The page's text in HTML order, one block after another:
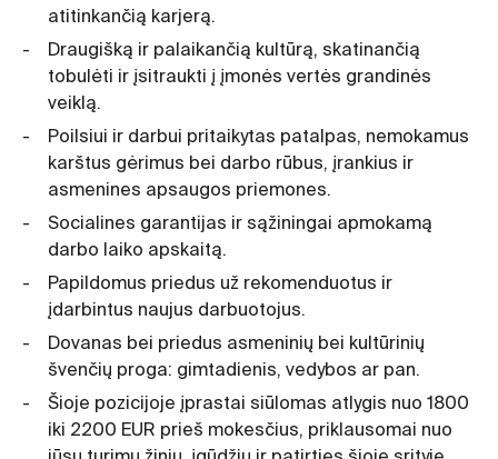
atitinkančią karjerą.
Draugišką ir palaikančią kultūrą, skatinančią
tobulėti ir įsitraukti į įmonės vertės grandinės
veiklą.
Poilsiui ir darbui pritaikytas patalpas, nemokamus
karštus gėrimus bei darbo rūbus, įrankius ir
asmenines apsaugos priemones.
Socialines garantijas ir sąžiningai apmokamą
darbo laiko apskaitą.
Papildomus priedus už rekomenduotus ir
įdarbintus naujus darbuotojus.
Dovanas bei priedus asmeninių bei kultūrinių
švenčių proga: gimtadienis, vedybos ar pan.
Šioje pozicijoje įprastai siūlomas atlygis nuo 1800
iki 2200 EUR prieš mokesčius, priklausomai nuo